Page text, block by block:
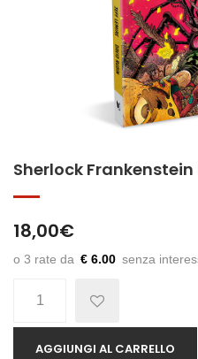
Sherlock Frankenstein
18,00€
€ 6.00
AGGIUNGI AL CARRELLO